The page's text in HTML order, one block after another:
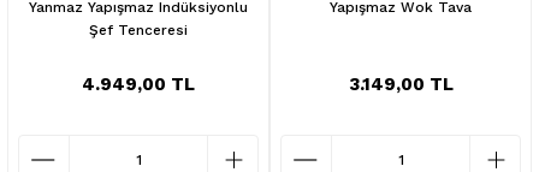
Yanmaz Yapışmaz Indüksiyonlu
Şef Tenceresi
4.949,00 TL
Yapışmaz Wok Tava
3.149,00 TL